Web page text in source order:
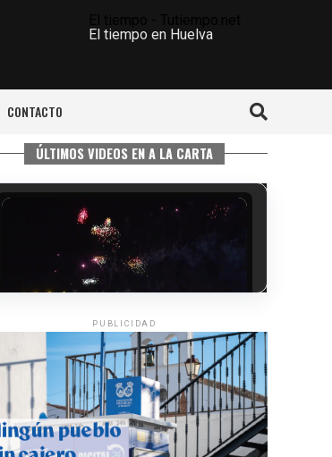
El tiempo en Huelva
CONTACTO
ÚLTIMOS VIDEOS EN A LA CARTA
6º DÍA DE LAS FIESTAS COLOMBINAS
2026
·Huelvatv
PUBLICIDAD